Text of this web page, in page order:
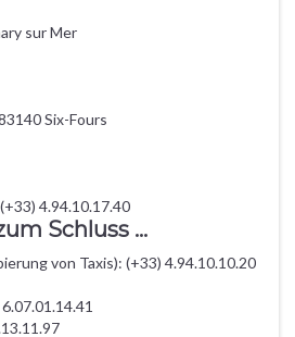
sur Mer
Six-Fours
4.94.10.17.40
Schluss ...
von Taxis): (+33) 4.94.10.10.20